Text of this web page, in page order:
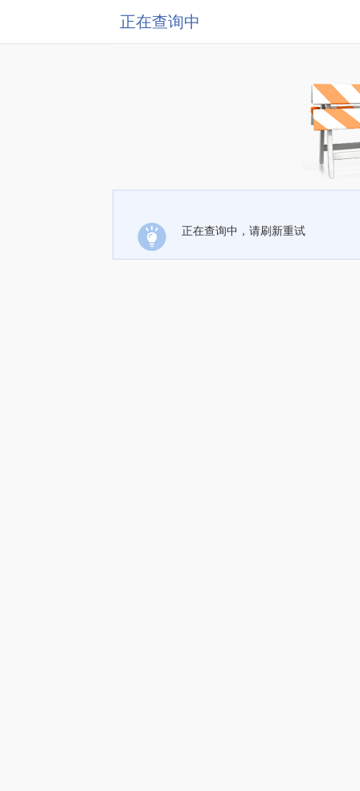
正在查询中
正在查询中，请刷新重试